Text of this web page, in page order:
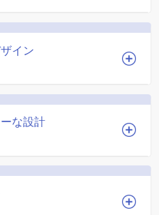
イン
な設計